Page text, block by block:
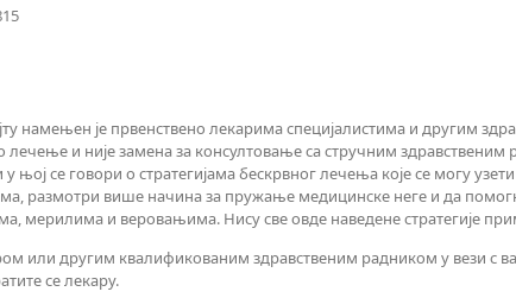
намењен је првенствено лекарима специјалистима и другим
и није замена за консултовање са стручним
њој се говори о стратегијама бескрвног лечења које се могу
размотри више начина за пружање медицинске неге и да
и веровањима. Нису све овде наведене стратегије
или другим квалификованим здравственим радником у вези
се лекару.